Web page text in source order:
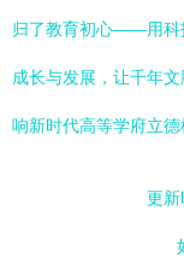
归了教育初心——用科
成长与发展，让千年
响新时代高等学府立德
更